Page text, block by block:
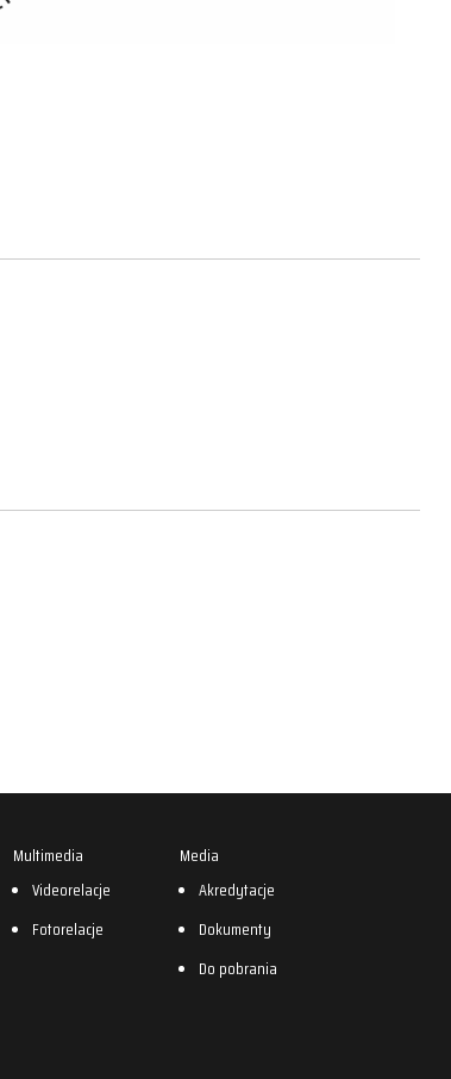
Multimedia
Videorelacje
Fotorelacje
Media
Akredytacje
Dokumenty
Do pobrania